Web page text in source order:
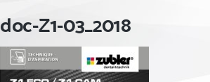
doc-Z1-03_2018